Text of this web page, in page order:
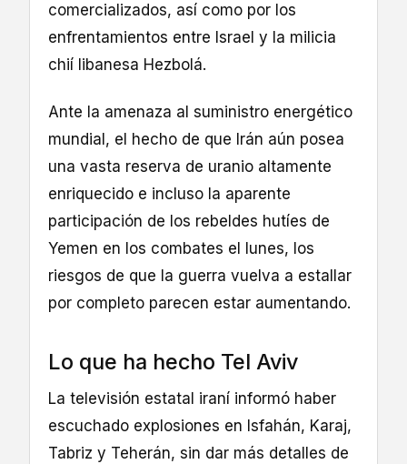
comercializados, así como por los
enfrentamientos entre Israel y la milicia
chií libanesa Hezbolá.
Ante la amenaza al suministro energético
mundial, el hecho de que Irán aún posea
una vasta reserva de uranio altamente
enriquecido e incluso la aparente
participación de los rebeldes hutíes de
Yemen en los combates el lunes, los
riesgos de que la guerra vuelva a estallar
por completo parecen estar aumentando.
Lo que ha hecho Tel Aviv
La televisión estatal iraní informó haber
escuchado explosiones en Isfahán, Karaj,
Tabriz y Teherán, sin dar más detalles de